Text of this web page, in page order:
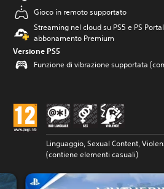
Gioco in remoto supportato
Streaming nel cloud su PS5 e PS
abbonamento Premium
Versione PS5
Funzione di vibrazione supportata
Linguaggio, Sexual Content,
(contiene elementi casuali)